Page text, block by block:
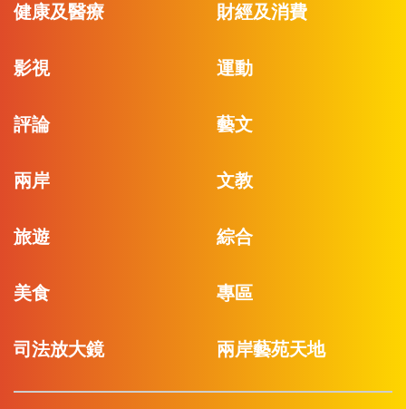
健康及醫療 財經及消費
影視 運動
評論 藝文
兩岸 文教
旅遊 綜合
美食 專區
司法放大鏡 兩岸藝苑天地